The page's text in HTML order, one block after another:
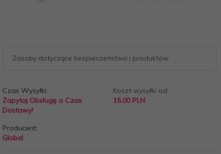
Zasoby dotyczące bezpieczeństwa i produktów
Czas Wysyłki:
Zapytaj Obsługę o Czas
Dostawy!
Koszt wysyłki od:
15.00 PLN
Producent:
Global